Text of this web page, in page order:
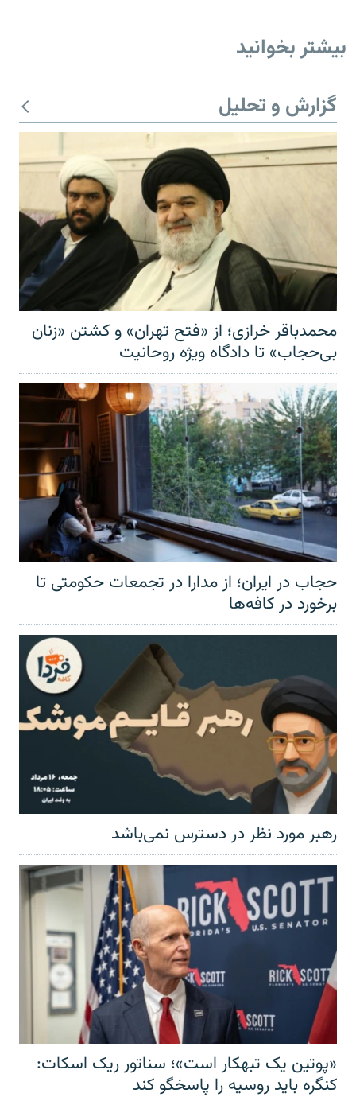
بیشتر بخوانید
گزارش و تحلیل
محمدباقر خرازی؛ از «فتح تهران» و کشتن «زنان
بی‌حجاب» تا دادگاه ویژه روحانیت
حجاب در ایران؛ از مدارا در تجمعات حکومتی تا
برخورد در کافه‌ها
رهبر مورد نظر در دسترس نمی‌باشد
«پوتین یک تبهکار است»؛ سناتور ریک اسکات:
کنگره باید روسیه را پاسخگو کند